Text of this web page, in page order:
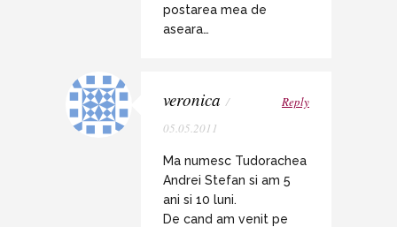
postarea mea de
aseara…
veronica /
05.05.2011
Reply
Ma numesc Tudorachea
Andrei Stefan si am 5
ani si 10 luni.
De cand am venit pe